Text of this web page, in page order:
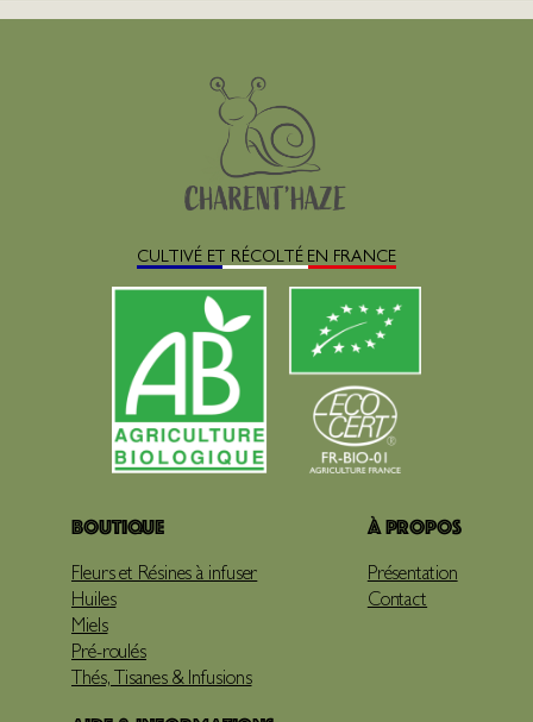
CULTIVÉ ET RÉCOLTÉ EN FRANCE
Boutique
Fleurs et Résines à infuser
Huiles
Miels
Pré-roulés
Thés, Tisanes & Infusions
À propos
Présentation
Contact